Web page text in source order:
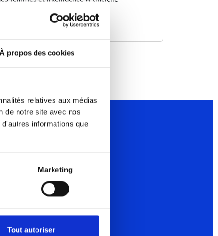
À propos des cookies
relatives aux médias
de notre site avec nos
informations que
Marketing
Tout autoriser